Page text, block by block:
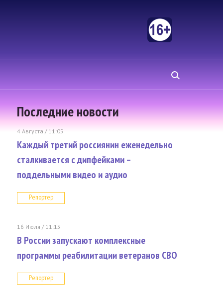
Последние новости
4 Августа / 11:05
Каждый третий россиянин еженедельно
сталкивается с дипфейками –
поддельными видео и аудио
Репортер
16 Июля / 11:15
В России запускают комплексные
программы реабилитации ветеранов СВО
Репортер